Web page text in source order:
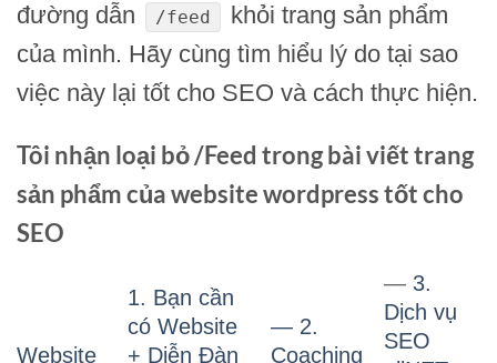
đường dẫn
/feed
khỏi trang sản phẩm
của mình. Hãy cùng tìm hiểu lý do tại sao
việc này lại tốt cho SEO và cách thực hiện.
Tôi nhận loại bỏ /Feed trong bài viết trang
sản phẩm của website wordpress tốt cho
SEO
Website
1. Bạn cần
có Website
+ Diễn Đàn
— 2.
Coaching
— 3.
Dịch vụ
SEO